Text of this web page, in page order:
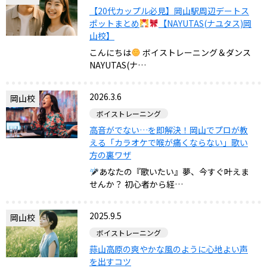
【20代カップル必見】岡山駅周辺デートス
ポットまとめ
【NAYUTAS(ナユタス)岡
山校】
こんにちは
ボイストレーニング＆ダンス
NAYUTAS(ナ…
岡山校 2026.3.6
ボイストレーニング
高音がでない…を即解決！岡山でプロが教
える「カラオケで喉が痛くならない」歌い
方の裏ワザ
あなたの『歌いたい』夢、今すぐ叶えま
せんか？ 初心者から経…
岡山校 2025.9.5
ボイストレーニング
蒜山高原の爽やかな風のように心地よい声
を出すコツ